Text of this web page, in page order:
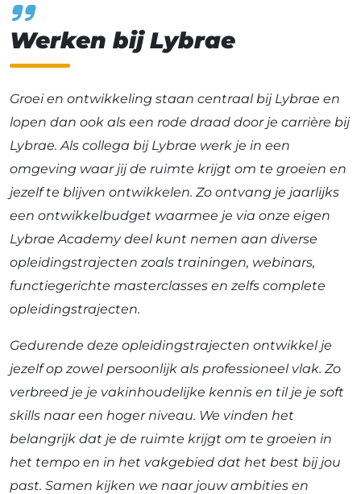
Werken bij Lybrae
Groei en ontwikkeling staan centraal bij Lybrae en
lopen dan ook als een rode draad door je carrière bij
Lybrae. Als collega bij Lybrae werk je in een
omgeving waar jij de ruimte krijgt om te groeien en
jezelf te blijven ontwikkelen. Zo ontvang je jaarlijks
een ontwikkelbudget waarmee je via onze eigen
Lybrae Academy deel kunt nemen aan diverse
opleidingstrajecten zoals trainingen, webinars,
functiegerichte masterclasses en zelfs complete
opleidingstrajecten.
Gedurende deze opleidingstrajecten ontwikkel je
jezelf op zowel persoonlijk als professioneel vlak. Zo
verbreed je je vakinhoudelijke kennis en til je je soft
skills naar een hoger niveau. We vinden het
belangrijk dat je de ruimte krijgt om te groeien in
het tempo en in het vakgebied dat het best bij jou
past. Samen kijken we naar jouw ambities en